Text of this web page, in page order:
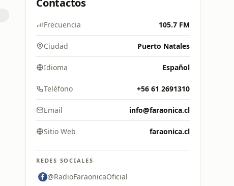
Contactos
Frecuencia 105.7 FM
Ciudad Puerto Natales
Idioma Español
Teléfono +56 61 2691310
Email info@faraonica.cl
Sitio Web faraonica.cl
REDES SOCIALES
@RadioFaraonicaOficial